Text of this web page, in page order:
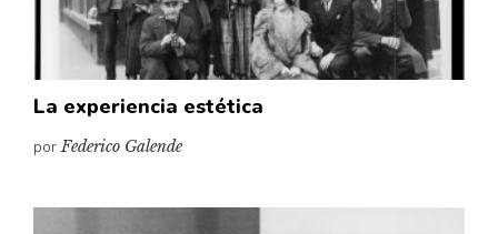
La experiencia estética
porFederico Galende